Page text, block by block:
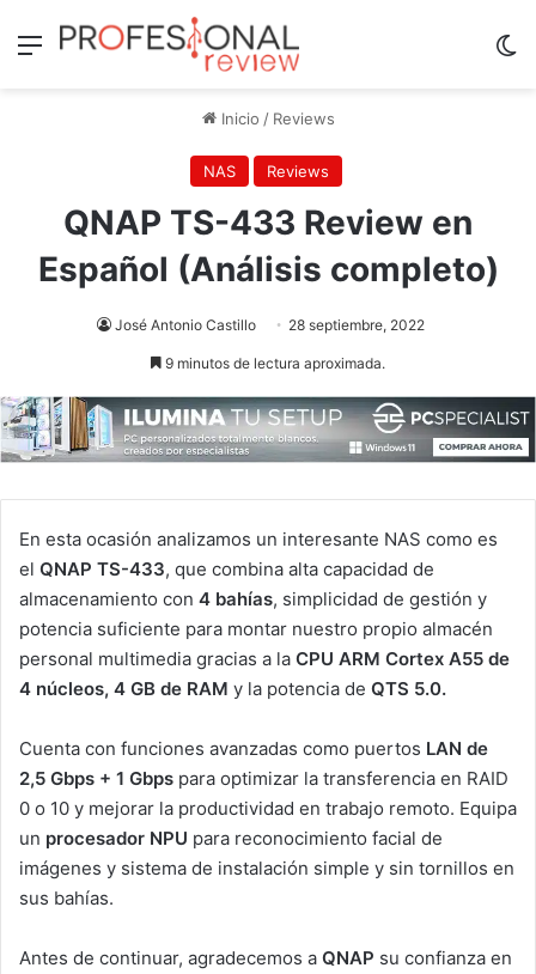
Menú
Inicio / Reviews
NAS Reviews
QNAP TS-433 Review en
Español (Análisis completo)
José Antonio Castillo 28 septiembre, 2022
9 minutos de lectura aproximada.
En esta ocasión analizamos un interesante NAS como es
el QNAP TS-433, que combina alta capacidad de
almacenamiento con 4 bahías, simplicidad de gestión y
potencia suficiente para montar nuestro propio almacén
personal multimedia gracias a la CPU ARM Cortex A55 de
4 núcleos, 4 GB de RAM y la potencia de QTS 5.0.
Cuenta con funciones avanzadas como puertos LAN de
2,5 Gbps + 1 Gbps para optimizar la transferencia en RAID
0 o 10 y mejorar la productividad en trabajo remoto. Equipa
un procesador NPU para reconocimiento facial de
imágenes y sistema de instalación simple y sin tornillos en
sus bahías.
Antes de continuar, agradecemos a QNAP su confianza en